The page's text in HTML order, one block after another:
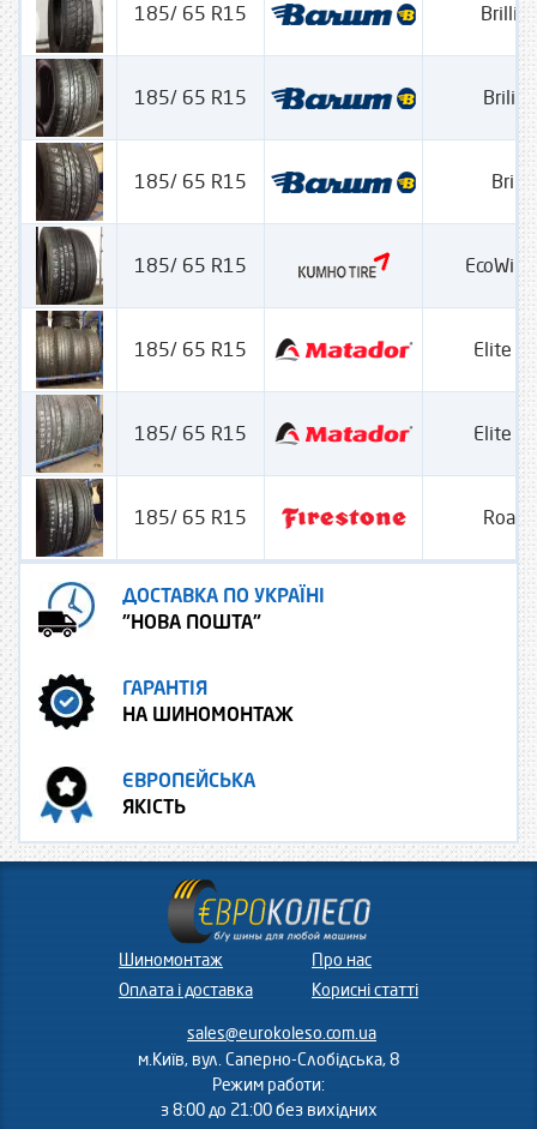
185/ 65 R15
185/ 65 R15
185/ 65 R15
185/ 65 R15
185/ 65 R15 Elite 3
185/ 65 R15 Elite 3
185/ 65 R15
ДОСТАВКА ПО УКРАЇНІ
"НОВА ПОШТА"
ГАРАНТІЯ
НА ШИНОМОНТАЖ
ЄВРОПЕЙСЬКА
ЯКІСТЬ
Шиномонтаж
Оплата і доставка
Про нас
Корисні статті
sales@eurokoleso.com.ua
м.Київ, вул. Саперно-Слобідська, 8
Режим работи:
з 8:00 до 21:00 без вихідних